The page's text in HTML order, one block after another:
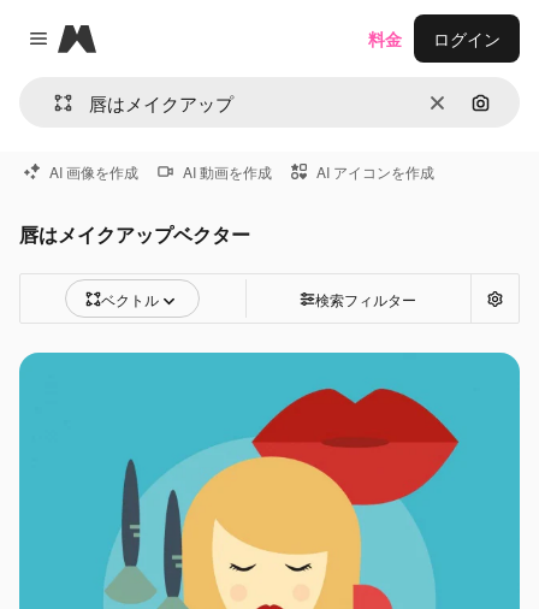
Close menu
Magnific
消去 画像で
料金 ログイン
AI 画像を作成 AI 動画を作成 AI アイコンを作成
唇はメイクアップベクター
ベクトル 検索フィルター